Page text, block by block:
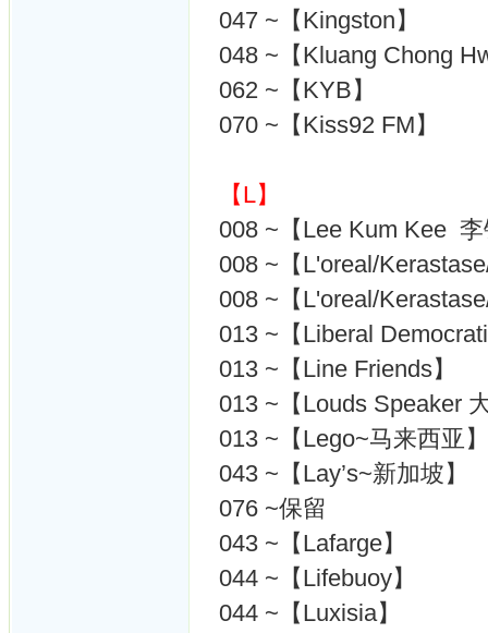
047 ~【Kingston】
048 ~【Kluang Chong
062 ~【KYB】
070 ~【Kiss92 FM】
【L】
008 ~【Lee Kum Kee
008 ~【L'oreal/
008 ~【L'oreal/
013 ~【Liberal
013 ~【Line Friends】
013 ~【Louds Speaker
013 ~【Lego~马来西亚】
043 ~【Lay’s~新加坡】
076 ~保留
043 ~【Lafarge】
044 ~【Lifebuoy】
044 ~【Luxisia】